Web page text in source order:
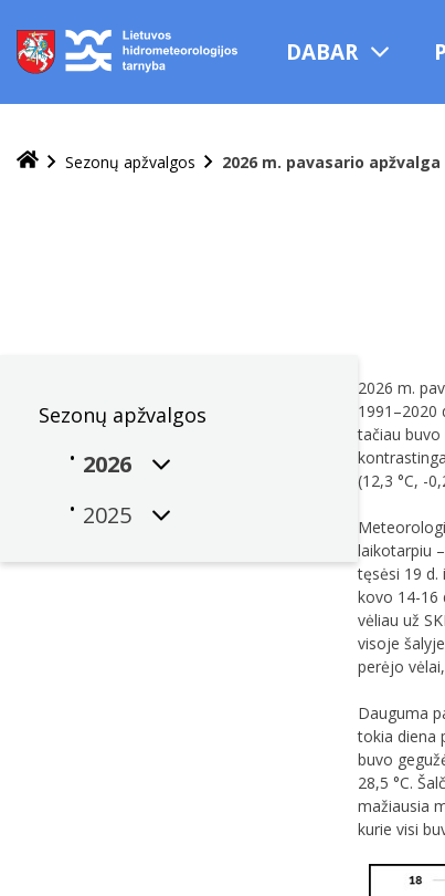
pereiti
turinį
DABAR
Sezonų apžvalgos 2026 m. pavasario apžvalga
Sezonų apžvalgos
2026
2025
2026 m.
1991–2020
tačiau buvo
(12,3 °C, -
laikotarpiu
tęsėsi 19 d.
kovo 14-16
vėliau už
visoje
perėjo
Dauguma
tokia diena
buvo
28,5 °C.
mažiausia
kurie visi